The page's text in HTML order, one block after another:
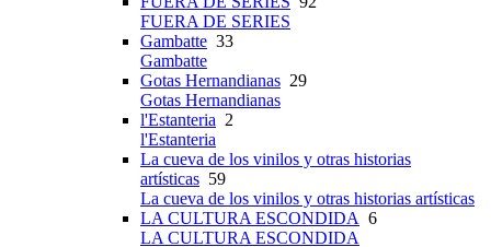
FUERA DE SERIES
Gambatte 33
Gambatte
Gotas Hernandianas 29
Gotas Hernandianas
l'Estanteria 2
l'Estanteria
La cueva de los vinilos y otras historias
artísticas 59
La cueva de los vinilos y otras historias artísticas
LA CULTURA ESCONDIDA 6
LA CULTURA ESCONDIDA